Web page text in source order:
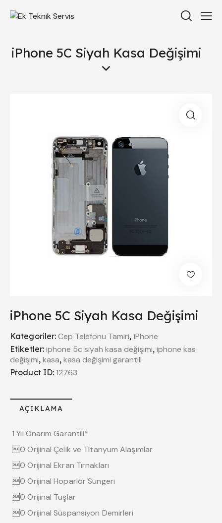
iPhone 5C Siyah Kasa Değişimi
iPhone 5C Siyah Kasa Değişimi
Kategoriler:Cep Telefonu Tamiri, iPhone
Etiketler:iphone 5c siyah kasa değişimi,iphone kas
değişimi,kasa,kasa değişimi garantili
Product ID: 12763
AÇIKLAMA
1 Yıl Onarım Garantili*
0 Orijinal Çelik ve Titanyum Alaşımlar
0 Orijinal Ekran Tırnakları
0 Orijinal Hoparlör Süngeri
0 Orijinal Tuşlar
0 Orijinal Süspansiyon Demirleri